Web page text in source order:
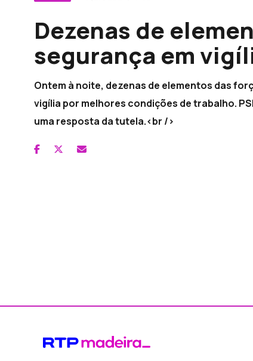
Dezenas de
segurança em
Ontem à noite, dezenas de elementos das
vigília por melhores condições de trabalho.
uma resposta da tutela.<br />